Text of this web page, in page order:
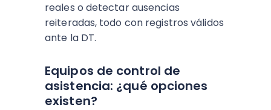
reales o detectar ausencias
reiteradas, todo con registros válidos
ante la DT.
Equipos de control de
asistencia: ¿qué opciones
existen?